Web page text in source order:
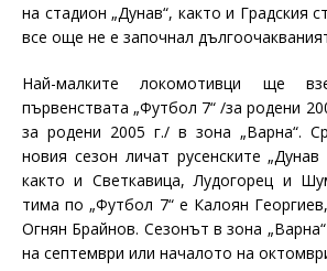
на стадион „Дунав“, както и Градския
все още не е започнал
Най-малките локомотивци ще
първенствата „Футбол 7“ /за родени
за родени 2005 г./ в зона „Варна“.
новия сезон личат русенските „Дунав
както и Светкавица, Лудогорец и
тима по „Футбол 7“ е Калоян
Огнян Брайнов. Сезонът в зона
на септември или началото на